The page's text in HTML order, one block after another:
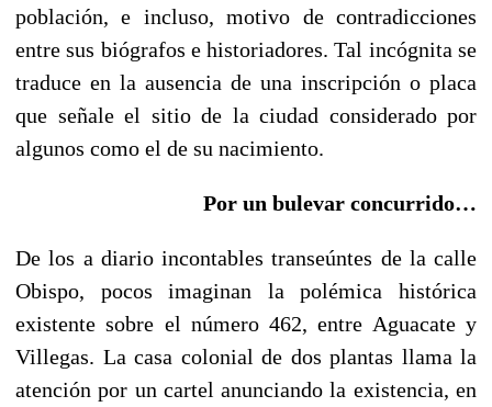
población, e incluso, motivo de contradicciones
entre sus biógrafos e historiadores. Tal incógnita se
traduce en la ausencia de una inscripción o placa
que señale el sitio de la ciudad considerado por
algunos como el de su nacimiento.
Por un bulevar concurrido…
De los a diario incontables transeúntes de la calle
Obispo, pocos imaginan la polémica histórica
existente sobre el número 462, entre Aguacate y
Villegas. La casa colonial de dos plantas llama la
atención por un cartel anunciando la existencia, en